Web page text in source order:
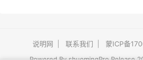
说明网 联系我们 蒙ICP备